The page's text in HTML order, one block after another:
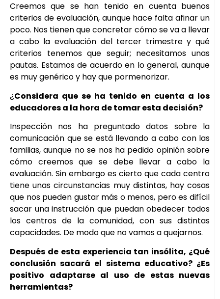
Creemos que se han tenido en cuenta buenos
criterios de evaluación, aunque hace falta afinar un
poco. Nos tienen que concretar cómo se va a llevar
a cabo la evaluación del tercer trimestre y qué
criterios tenemos que seguir; necesitamos unas
pautas. Estamos de acuerdo en lo general, aunque
es muy genérico y hay que pormenorizar.
¿Considera que se ha tenido en cuenta a los
educadores a la hora de tomar esta decisión?
Inspección nos ha preguntado datos sobre la
comunicación que se está llevando a cabo con las
familias, aunque no se nos ha pedido opinión sobre
cómo creemos que se debe llevar a cabo la
evaluación. Sin embargo es cierto que cada centro
tiene unas circunstancias muy distintas, hay cosas
que nos pueden gustar más o menos, pero es difícil
sacar una instrucción que puedan obedecer todos
los centros de la comunidad, con sus distintas
capacidades. De modo que no vamos a quejarnos.
Después de esta experiencia tan insólita, ¿Qué
conclusión sacará el sistema educativo? ¿Es
positivo adaptarse al uso de estas nuevas
herramientas?